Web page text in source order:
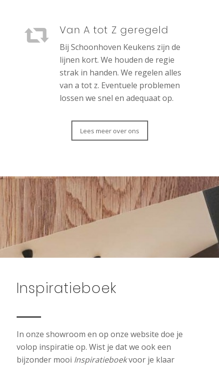
Van A tot Z geregeld
Bij Schoonhoven Keukens zijn de
lijnen kort. We houden de regie
strak in handen. We regelen alles
van a tot z. Eventuele problemen
lossen we snel en adequaat op.
Lees meer over ons
Inspiratieboek
In onze showroom en op onze website doe je
volop inspiratie op. Wist je dat we ook een
bijzonder mooi Inspiratieboekvoor je klaar